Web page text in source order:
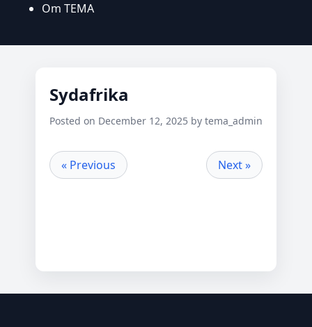
Om TEMA
Sydafrika
Posted on December 12, 2025 by tema_admin
« Previous Next »